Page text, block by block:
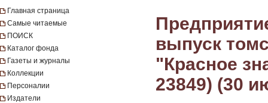
Главная страница
Самые читаемые
ПОИСК
Каталог фонда
Газеты и журналы
Коллекции
Персоналии
Издатели
выпуск
"Красное
23849) (30